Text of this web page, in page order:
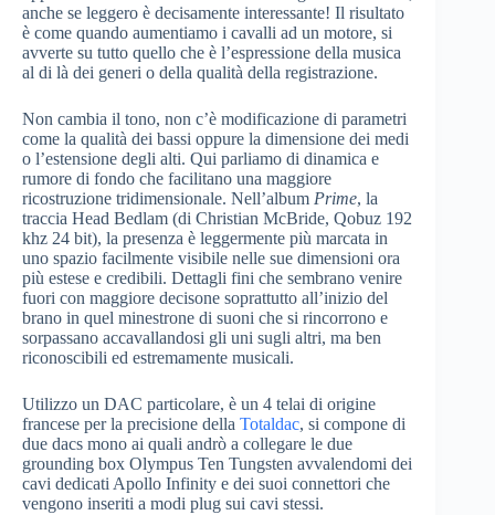
anche se leggero è decisamente interessante! Il risultato
è come quando aumentiamo i cavalli ad un motore, si
avverte su tutto quello che è l’espressione della musica
al di là dei generi o della qualità della registrazione.
Non cambia il tono, non c’è modificazione di parametri
come la qualità dei bassi oppure la dimensione dei medi
o l’estensione degli alti. Qui parliamo di dinamica e
rumore di fondo che facilitano una maggiore
ricostruzione tridimensionale. Nell’album Prime, la
traccia Head Bedlam (di Christian McBride, Qobuz 192
khz 24 bit), la presenza è leggermente più marcata in
uno spazio facilmente visibile nelle sue dimensioni ora
più estese e credibili. Dettagli fini che sembrano venire
fuori con maggiore decisone soprattutto all’inizio del
brano in quel minestrone di suoni che si rincorrono e
sorpassano accavallandosi gli uni sugli altri, ma ben
riconoscibili ed estremamente musicali.
Utilizzo un DAC particolare, è un 4 telai di origine
francese per la precisione della Totaldac, si compone di
due dacs mono ai quali andrò a collegare le due
grounding box Olympus Ten Tungsten avvalendomi dei
cavi dedicati Apollo Infinity e dei suoi connettori che
vengono inseriti a modi plug sui cavi stessi.